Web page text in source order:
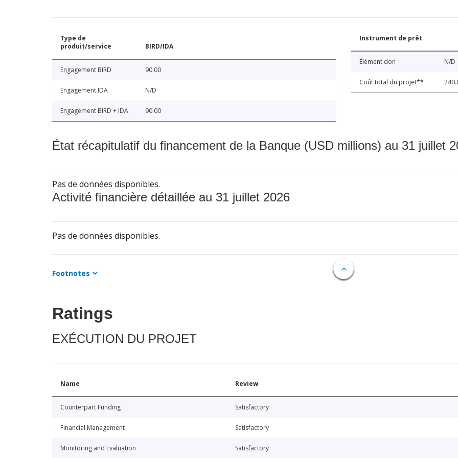
Type de
produit/service
BIRD/IDA
Engagement BIRD 90.00
Engagement IDA N/D
Engagement BIRD + IDA 90.00
Instrument de prêt
Élément don N/D
Coût total du projet**
État récapitulatif du financement de la Banque (USD millions) au 31 juillet
Pas de données disponibles.
Activité financière détaillée au 31 juillet 2026
Pas de données disponibles.
Footnotes
Ratings
EXÉCUTION DU PROJET
Name Review
Counterpart Funding Satisfactory
Financial Management Satisfactory
Monitoring and Evaluation Satisfactory